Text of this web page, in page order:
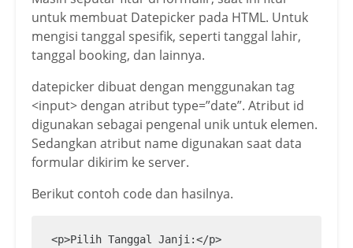
untuk membuat Datepicker pada HTML. Untuk
mengisi tanggal spesifik, seperti tanggal lahir,
tanggal booking, dan lainnya.
datepicker dibuat dengan menggunakan tag
<input> dengan atribut type=”date”. Atribut id
digunakan sebagai pengenal unik untuk elemen.
Sedangkan atribut name digunakan saat data
formular dikirim ke server.
Berikut contoh code dan hasilnya.
<p>Pilih Tanggal Janji:</p>